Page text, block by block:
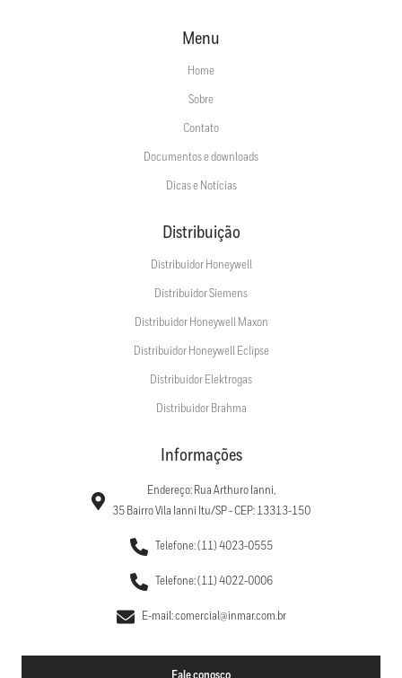
Menu
Home
Sobre
Contato
Documentos e downloads
Dicas e Notícias
Distribuição
Distribuidor Honeywell
Distribuidor Siemens
Distribuidor Honeywell Maxon
Distribuidor Honeywell Eclipse
Distribuidor Elektrogas
Distribuidor Brahma
Informações
Endereço: Rua Arthuro Ianni,
35 Bairro Vila Ianni Itu/SP - CEP: 13313-150
Telefone: (11) 4023-0555
Telefone: (11) 4022-0006
E-mail: comercial@inmar.com.br